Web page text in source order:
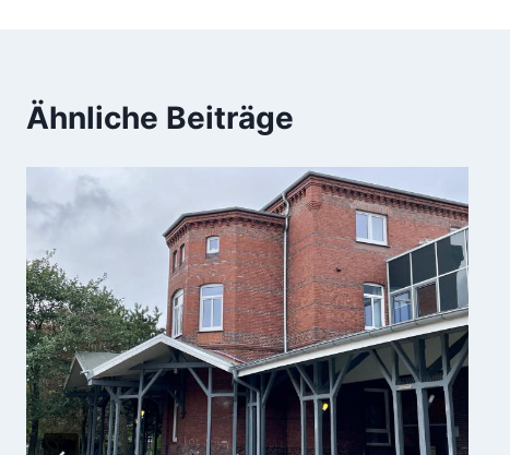
Ähnliche Beiträge